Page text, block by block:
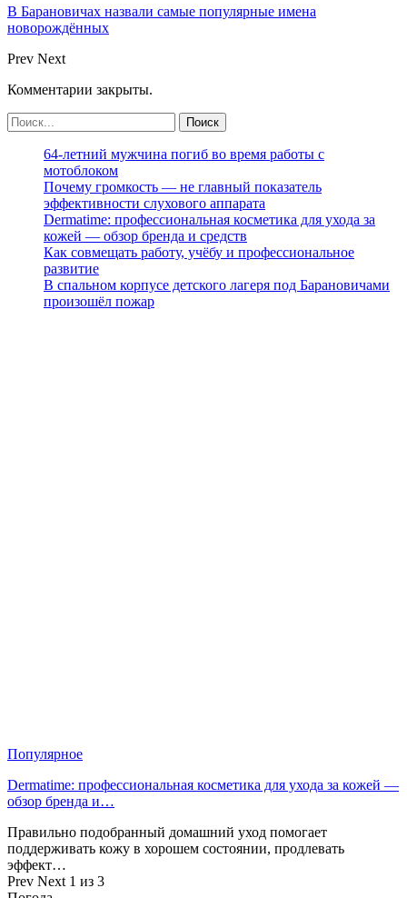
В Барановичах назвали самые популярные имена
новорождённых
Prev Next
Комментарии закрыты.
64-летний мужчина погиб во время работы с
мотоблоком
Почему громкость — не главный показатель
эффективности слухового аппарата
Dermatime: профессиональная косметика для ухода за
кожей — обзор бренда и средств
Как совмещать работу, учёбу и профессиональное
развитие
В спальном корпусе детского лагеря под Барановичами
произошёл пожар
Популярное
Dermatime: профессиональная косметика для ухода за кожей —
обзор бренда и…
Правильно подобранный домашний уход помогает
поддерживать кожу в хорошем состоянии, продлевать
эффект…
Prev Next 1 из 3